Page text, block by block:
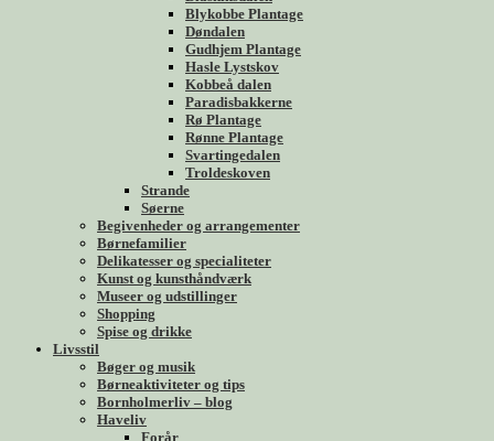
Blykobbe Plantage
Døndalen
Gudhjem Plantage
Hasle Lystskov
Kobbeå dalen
Paradisbakkerne
Rø Plantage
Rønne Plantage
Svartingedalen
Troldeskoven
Strande
Søerne
Begivenheder og arrangementer
Børnefamilier
Delikatesser og specialiteter
Kunst og kunsthåndværk
Museer og udstillinger
Shopping
Spise og drikke
Livsstil
Bøger og musik
Børneaktiviteter og tips
Bornholmerliv – blog
Haveliv
Forår